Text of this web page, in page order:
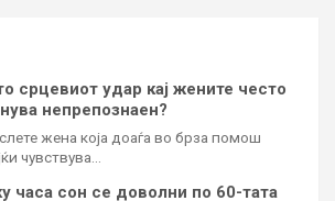
срцевиот удар кај жените често
непрепознаен?
жена која доаѓа во брза помош
чувствува…
часа сон се доволни по 60-тата